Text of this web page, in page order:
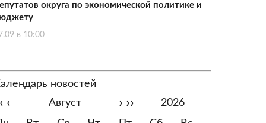
округа по экономической политике и
в 10:00
новостей
‹ Август › ››
2026